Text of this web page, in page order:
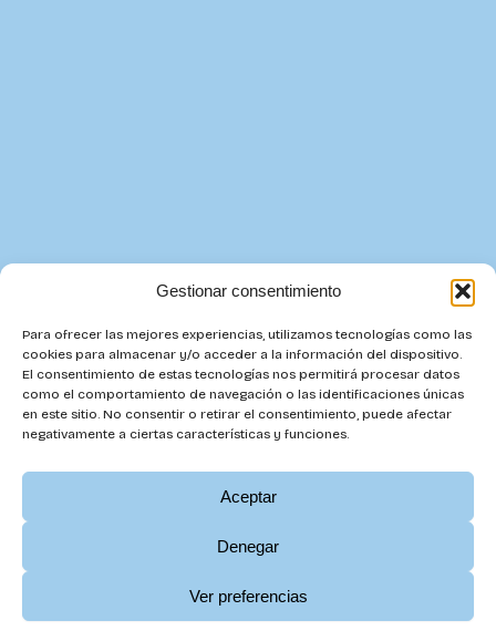
Gestionar consentimiento
Para ofrecer las mejores experiencias, utilizamos tecnologías como las
cookies para almacenar y/o acceder a la información del dispositivo.
El consentimiento de estas tecnologías nos permitirá procesar datos
como el comportamiento de navegación o las identificaciones únicas
en este sitio. No consentir o retirar el consentimiento, puede afectar
negativamente a ciertas características y funciones.
Aceptar
Denegar
Ver preferencias